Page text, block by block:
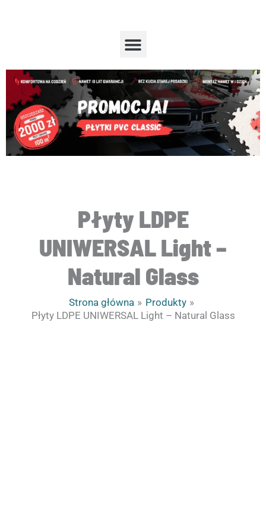
Menu
Płyty LDPE
UNIWERSAL Light –
Natural Glass
Strona główna
Produkty
Płyty LDPE UNIWERSAL Light – Natural Glass